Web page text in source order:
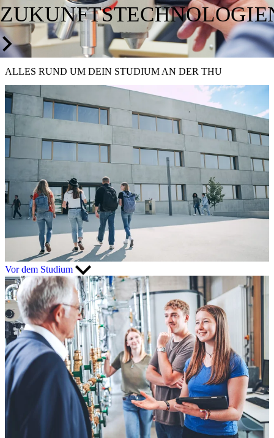
ALLES RUND UM DEIN STUDIUM AN DER THU
Vor dem Studium